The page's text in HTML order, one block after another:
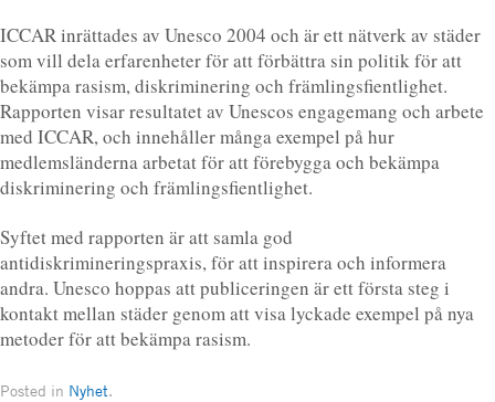
ICCAR inrättades av Unesco 2004 och är ett nätverk av städer
som vill dela erfarenheter för att förbättra sin politik för att
bekämpa rasism, diskriminering och främlingsfientlighet.
Rapporten visar resultatet av Unescos engagemang och arbete
med ICCAR, och innehåller många exempel på hur
medlemsländerna arbetat för att förebygga och bekämpa
diskriminering och främlingsfientlighet.
Syftet med rapporten är att samla god
antidiskrimineringspraxis, för att inspirera och informera
andra. Unesco hoppas att publiceringen är ett första steg i
kontakt mellan städer genom att visa lyckade exempel på nya
metoder för att bekämpa rasism.
Posted in Nyhet.